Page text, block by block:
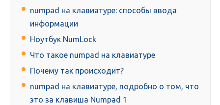
numpad на клавиатуре: способы ввода
информации
Ноутбук NumLock
Что такое numpad на клавиатуре
Почему так происходит?
numpad на клавиатуре, подробно о том, что
это за клавиша Numpad 1